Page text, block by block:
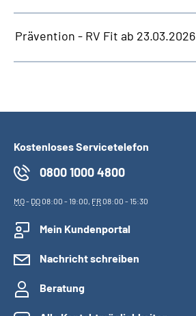
Prävention - RV Fit ab 23.03.2026
Kostenloses Servicetelefon
0800 1000 4800
MO- DO08:00 - 19:00, FR08:00 - 15:30
Mein Kundenportal
Nachricht schreiben
Beratung